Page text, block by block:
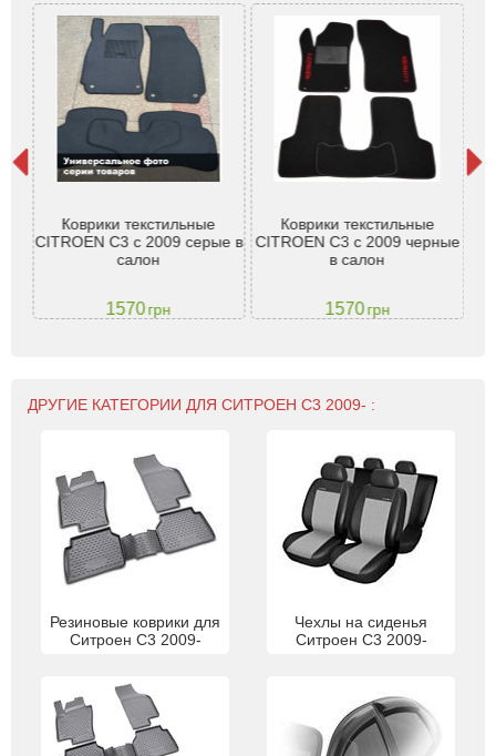
Коврики текстильные
CITROEN C3 c 2009 серые в
салон
1570грн
Коврики текстильные
CITROEN C3 c 2009 черные
в салон
1570грн
ДРУГИЕ КАТЕГОРИИ ДЛЯ СИТРОЕН С3 2009- :
Резиновые коврики для
Ситроен С3 2009-
Чехлы на сиденья
Ситроен С3 2009-